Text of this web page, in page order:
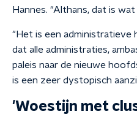
Hannes. "Althans, dat is
"Het is een administratieve
dat alle administraties,
paleis naar de nieuwe
is een zeer dystopisch
'Woestijn met